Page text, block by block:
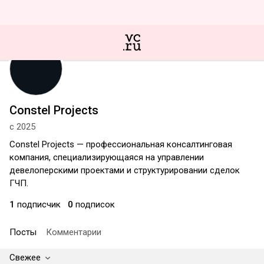
Constel Projects
с 2025
Constel Projects — профессиональная консалтинговая
компания, специализирующаяся на управлении
девелоперскими проектами и структурировании сделок
ГЧП.
1 подписчик 0 подписок
Посты Комментарии
Свежее